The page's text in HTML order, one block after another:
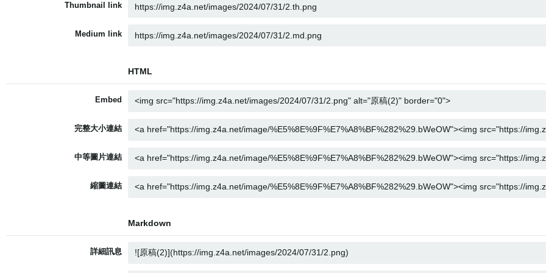
Thumbnail link
Medium link
HTML
Embed
完整大小連結
中等圖片連結
縮圖連結
Markdown
詳細訊息